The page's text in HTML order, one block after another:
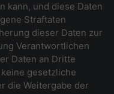
kann, und diese Daten
Straftaten
dieser Daten zur
Verantwortlichen
Daten an Dritte
gesetzliche
die Weitergabe der